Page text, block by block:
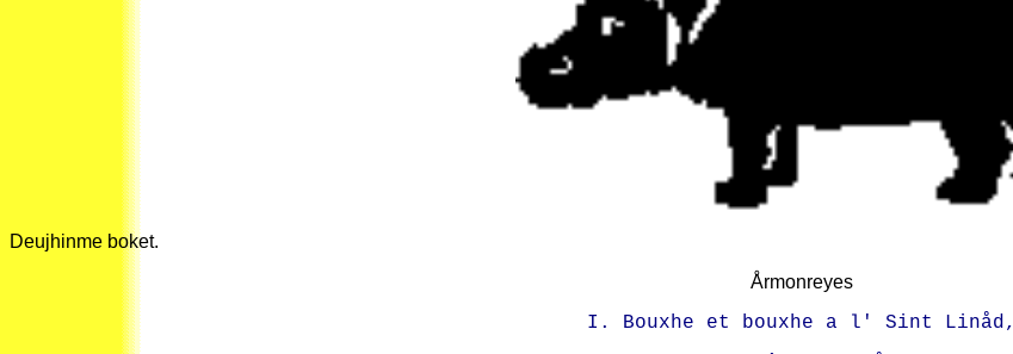
Deujhinme boket.
Årmonreyes
I. Bouxhe et bouxhe a l' Sint Linåd,